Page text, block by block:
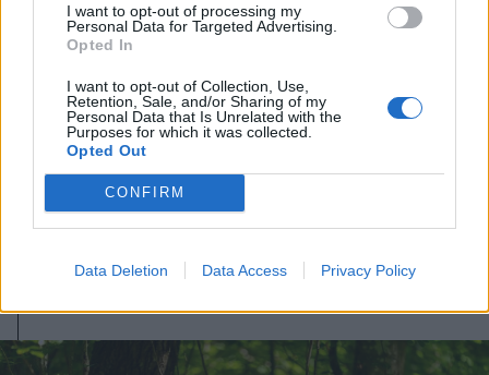
I want to opt-out of processing my
Personal Data for Targeted Advertising.
Opted In
I want to opt-out of Collection, Use,
Retention, Sale, and/or Sharing of my
Personal Data that Is Unrelated with the
Purposes for which it was collected.
Opted Out
CONFIRM
Data Deletion Data Access Privacy Policy
2026. augusztus 04., kedd
Jól halad a Tusnádfürdőt ellátó
vízvezeték építése